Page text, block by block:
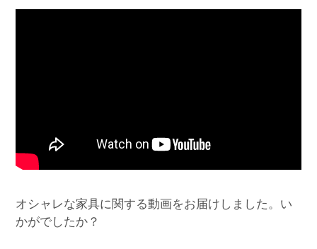
オシャレな家具に関する動画をお届けしました。い
かがでしたか？